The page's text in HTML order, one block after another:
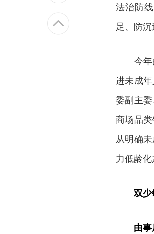
法治防
足、防沉
今年的
进未成
委副主
商场品
从明确
力低龄化
双少
由